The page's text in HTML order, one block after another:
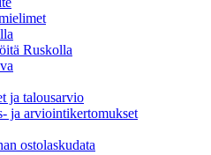
Ruskolla
ja talousarvio
ja arviointikertomukset
ostolaskudata